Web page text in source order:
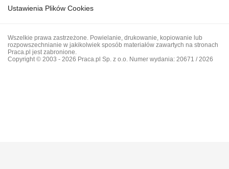
Ustawienia Plików Cookies
Wszelkie prawa zastrzeżone. Powielanie, drukowanie, kopiowanie lub
rozpowszechnianie w jakikolwiek sposób materiałów zawartych na stronach
Praca.pl jest zabronione.
Copyright © 2003 - 2026 Praca.pl Sp. z o.o. Numer wydania: 20671 / 2026